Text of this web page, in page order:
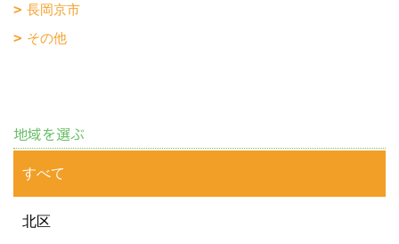
長岡京市
その他
地域を選ぶ
すべて
北区